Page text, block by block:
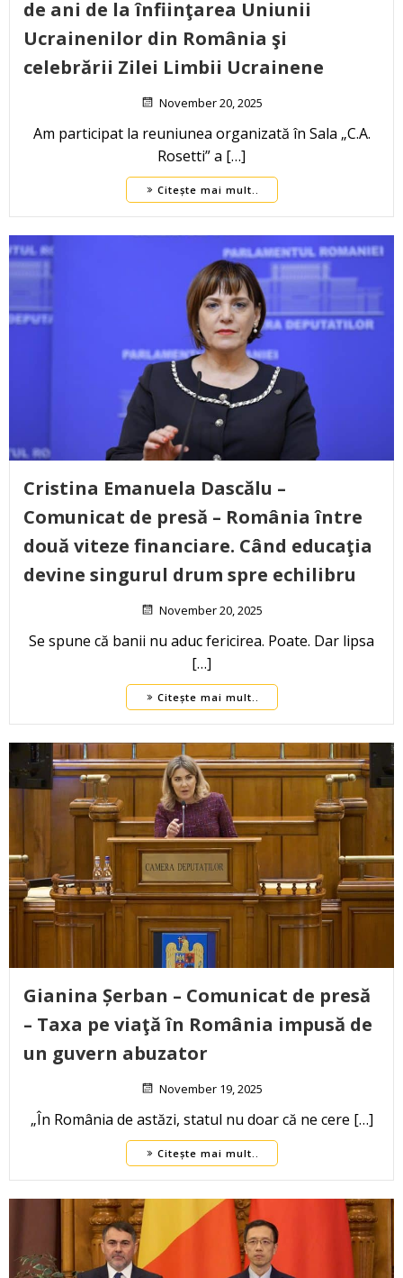
de ani de la înfiinţarea Uniunii
Ucrainenilor din România şi
celebrării Zilei Limbii Ucrainene
November 20, 2025
Am participat la reuniunea organizată în Sala „C.A.
Rosetti” a […]
Citește mai mult..
Cristina Emanuela Dascălu –
Comunicat de presă – România între
două viteze financiare. Când educaţia
devine singurul drum spre echilibru
November 20, 2025
Se spune că banii nu aduc fericirea. Poate. Dar lipsa
[…]
Citește mai mult..
Gianina Șerban – Comunicat de presă
– Taxa pe viaţă în România impusă de
un guvern abuzator
November 19, 2025
„În România de astăzi, statul nu doar că ne cere […]
Citește mai mult..